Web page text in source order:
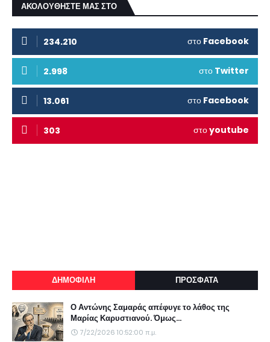
ΑΚΟΛΟΥΘΗΣΤΕ ΜΑΣ ΣΤΟ
234.210 στο Facebook
2.998 στο Twitter
13.061 στο Facebook
303 στοyoutube
ΔΗΜΟΦΙΛΗ ΠΡΟΣΦΑΤΑ
Ο Αντώνης Σαμαράς απέφυγε το λάθος της
Μαρίας Καρυστιανού. Όμως...
7/22/2026 10:52:00 π.μ.